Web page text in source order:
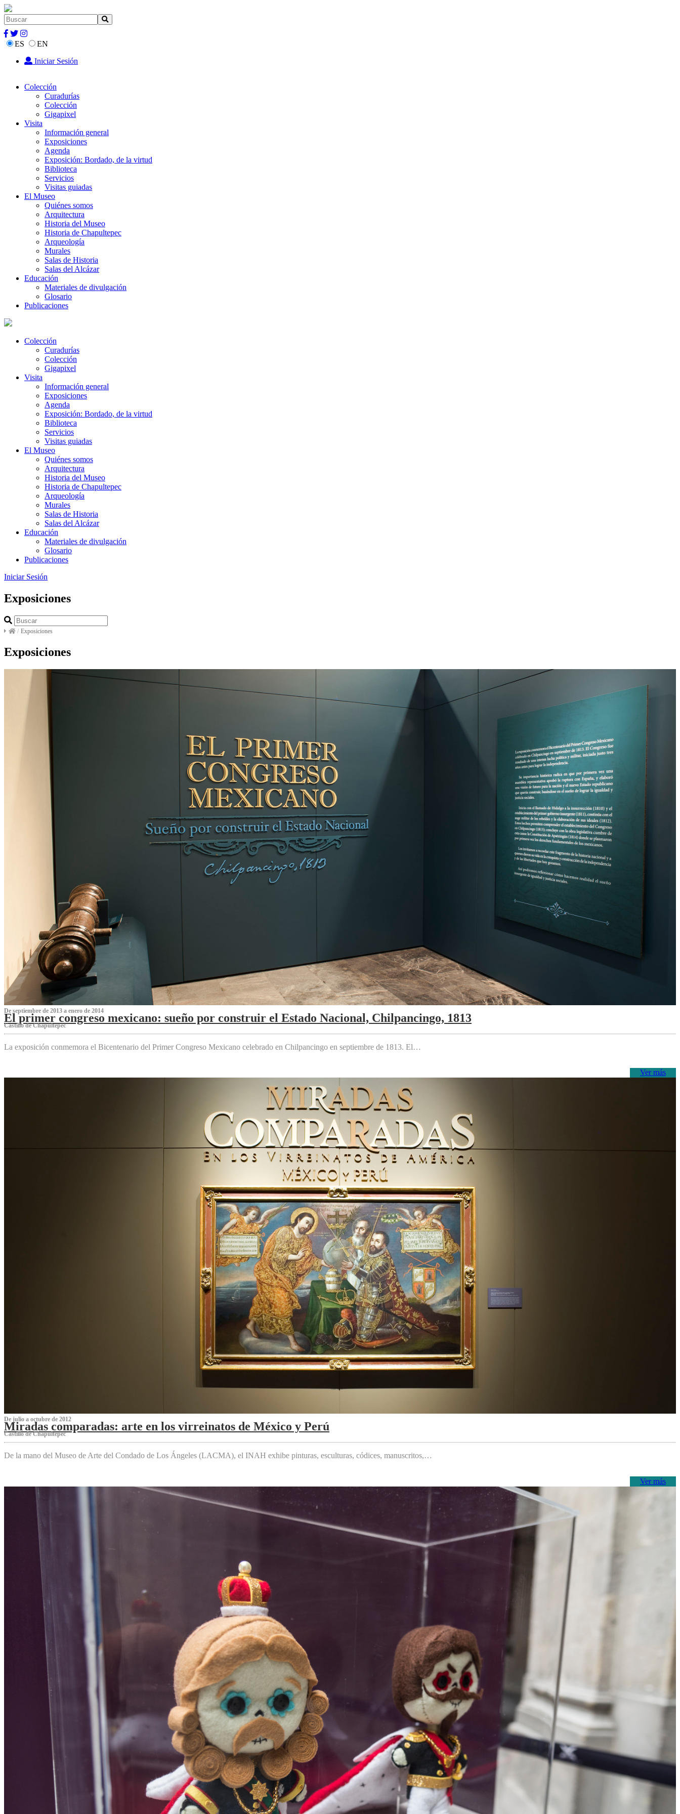
ES
EN
Iniciar Sesión
Colección
Curadurías
Colección
Gigapixel
Visita
Información general
Exposiciones
Agenda
Exposición: Bordado, de la virtud
Biblioteca
Servicios
Visitas guiadas
El Museo
Quiénes somos
Arquitectura
Historia del Museo
Historia de Chapultepec
Arqueología
Murales
Salas de Historia
Salas del Alcázar
Educación
Materiales de divulgación
Glosario
Publicaciones
Colección
Curadurías
Colección
Gigapixel
Visita
Información general
Exposiciones
Agenda
Exposición: Bordado, de la virtud
Biblioteca
Servicios
Visitas guiadas
El Museo
Quiénes somos
Arquitectura
Historia del Museo
Historia de Chapultepec
Arqueología
Murales
Salas de Historia
Salas del Alcázar
Educación
Materiales de divulgación
Glosario
Publicaciones
Iniciar Sesión
Exposiciones
/ Exposiciones
Exposiciones
De septiembre de 2013 a enero de 2014
El primer congreso mexicano: sueño por construir el Estado Nacional, Chilpancingo, 1813
Castillo de Chapultepec
La exposición conmemora el Bicentenario del Primer Congreso Mexicano celebrado en Chilpancingo en septiembre de 1813. El…
Ver más
De julio a octubre de 2012
Miradas comparadas: arte en los virreinatos de México y Perú
Castillo de Chapultepec
De la mano del Museo de Arte del Condado de Los Ángeles (LACMA), el INAH exhibe pinturas, esculturas, códices, manuscritos,…
Ver más